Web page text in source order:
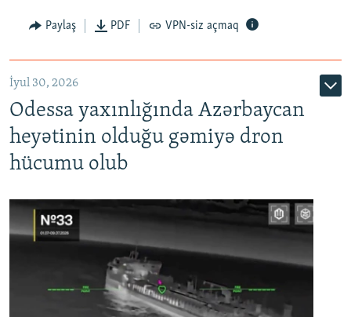
Paylaş PDF VPN-siz açmaq
İyul 30, 2026
Odessa yaxınlığında Azərbaycan
heyətinin olduğu gəmiyə dron
hücumu olub